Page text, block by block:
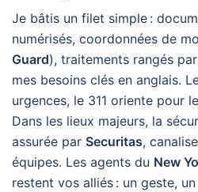
Je bâtis un filet simple :
numérisés, coordonnées de
Guard), traitements rangés
mes besoins clés en anglais.
urgences, le 311 oriente pour
Dans les lieux majeurs, la
assurée par Securitas,
équipes. Les agents du New
restent vos alliés : un geste,